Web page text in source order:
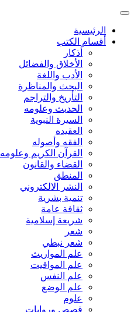
الرئيسية
أقسام الكتب
أذكار
الأخلاق والفضائل
الأدب واللغة
البحث والمناظرة
التأريخ والتراجم
الحديث وعلومه
السيرة النبوية
العقيده
الفقه وأصوله
القرآن الكريم وعلومه
القضاء والقانون
المنطق
النشر الالكتروني
تنمية بشرية
ثقافة عامة
شريعة إسلامية
شعر
شعر نبطي
علم المواريث
علم المواقيت
علم النفس
علم الوضع
علوم
قصص وروايات